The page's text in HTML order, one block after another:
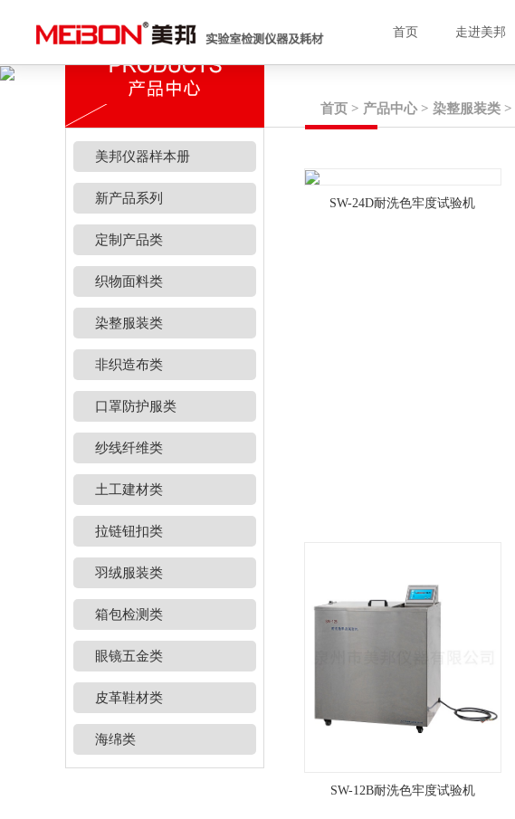
首页 走进美邦
美邦仪器样本册
新产品系列
定制产品类
织物面料类
染整服装类
非织造布类
口罩防护服类
纱线纤维类
土工建材类
拉链钮扣类
羽绒服装类
箱包检测类
眼镜五金类
皮革鞋材类
海绵类
首页 > 产品中心> 染整服装类 >
SW-24D耐洗色牢度试验机
SW-12B耐洗色牢度试验机